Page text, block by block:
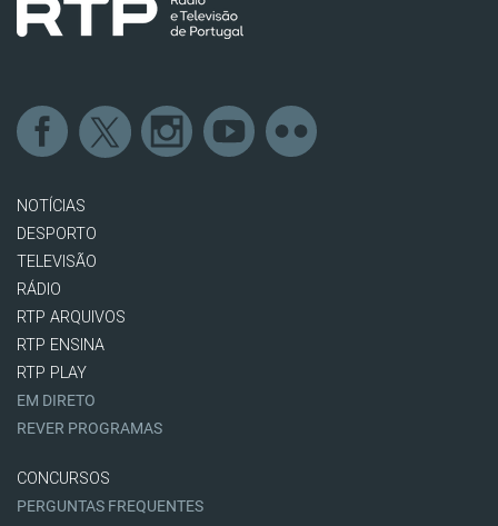
NOTÍCIAS
DESPORTO
TELEVISÃO
RÁDIO
RTP ARQUIVOS
RTP ENSINA
RTP PLAY
EM DIRETO
REVER PROGRAMAS
CONCURSOS
PERGUNTAS FREQUENTES